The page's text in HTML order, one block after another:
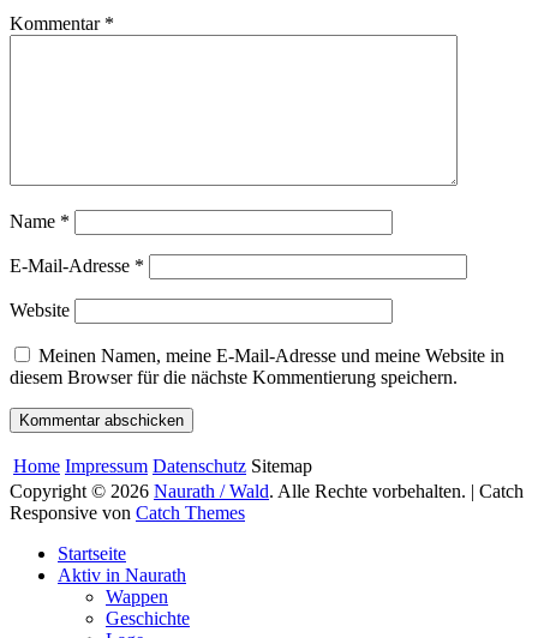
Kommentar *
Name *
E-Mail-Adresse *
Website
Meinen Namen, meine E-Mail-Adresse und meine Website in
diesem Browser für die nächste Kommentierung speichern.
Home Impressum Datenschutz Sitemap
Copyright © 2026 Naurath / Wald. Alle Rechte vorbehalten. | Catch
Responsive von Catch Themes
oben
scrollen
Startseite
Aktiv in Naurath
Wappen
Geschichte